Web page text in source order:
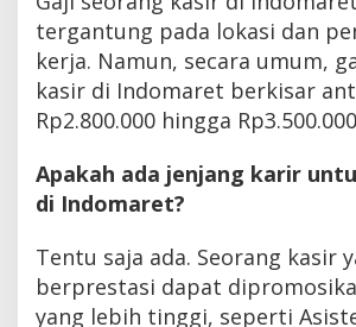
tergantung pada lokasi dan
kerja. Namun, secara umum,
kasir di Indomaret berkisar
Rp2.800.000 hingga
Apakah ada jenjang karir
di Indomaret?
Tentu saja ada. Seorang kasir
berprestasi dapat
yang lebih tinggi, seperti